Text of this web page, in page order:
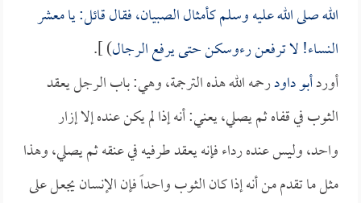
الله صلى الله عليه وسلم كأمثال الصبيان، فقال قائل: يا معشر
النساء! لا ترفعن رءوسكن حتى يرفع الرجال) ].
أوردأبو داودرحمه الله هذه الترجمة، وهي: باب الرجل يعقد
الثوب في قفاه ثم يصلي، يعني: أنه إذا لم يكن عنده إلا إزار
واحد، وليس عنده رداء فإنه يعقد طرفيه في عنقه ثم يصلي، وهذا
مثل ما تقدم من أنه إذا كان الثوب واحداً فإن الإنسان يجعل على